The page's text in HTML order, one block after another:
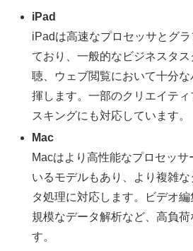
iPad
iPadは高速なプロセッサとグ
ており、一般的なビジネスタ
聴、ウェブ閲覧において十分
揮します。一部のクリエイテ
スキングにも対応しています。
Mac
Macはより高性能なプロセッ
いるモデルもあり、より複雑
タ処理に対応します。ビデオ
規模なデータ解析など、高負荷
す。